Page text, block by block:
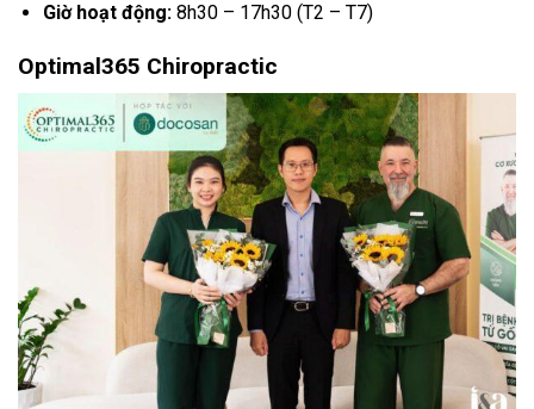
Giờ hoạt động: 8h30 – 17h30 (T2 – T7)
Optimal365 Chiropractic